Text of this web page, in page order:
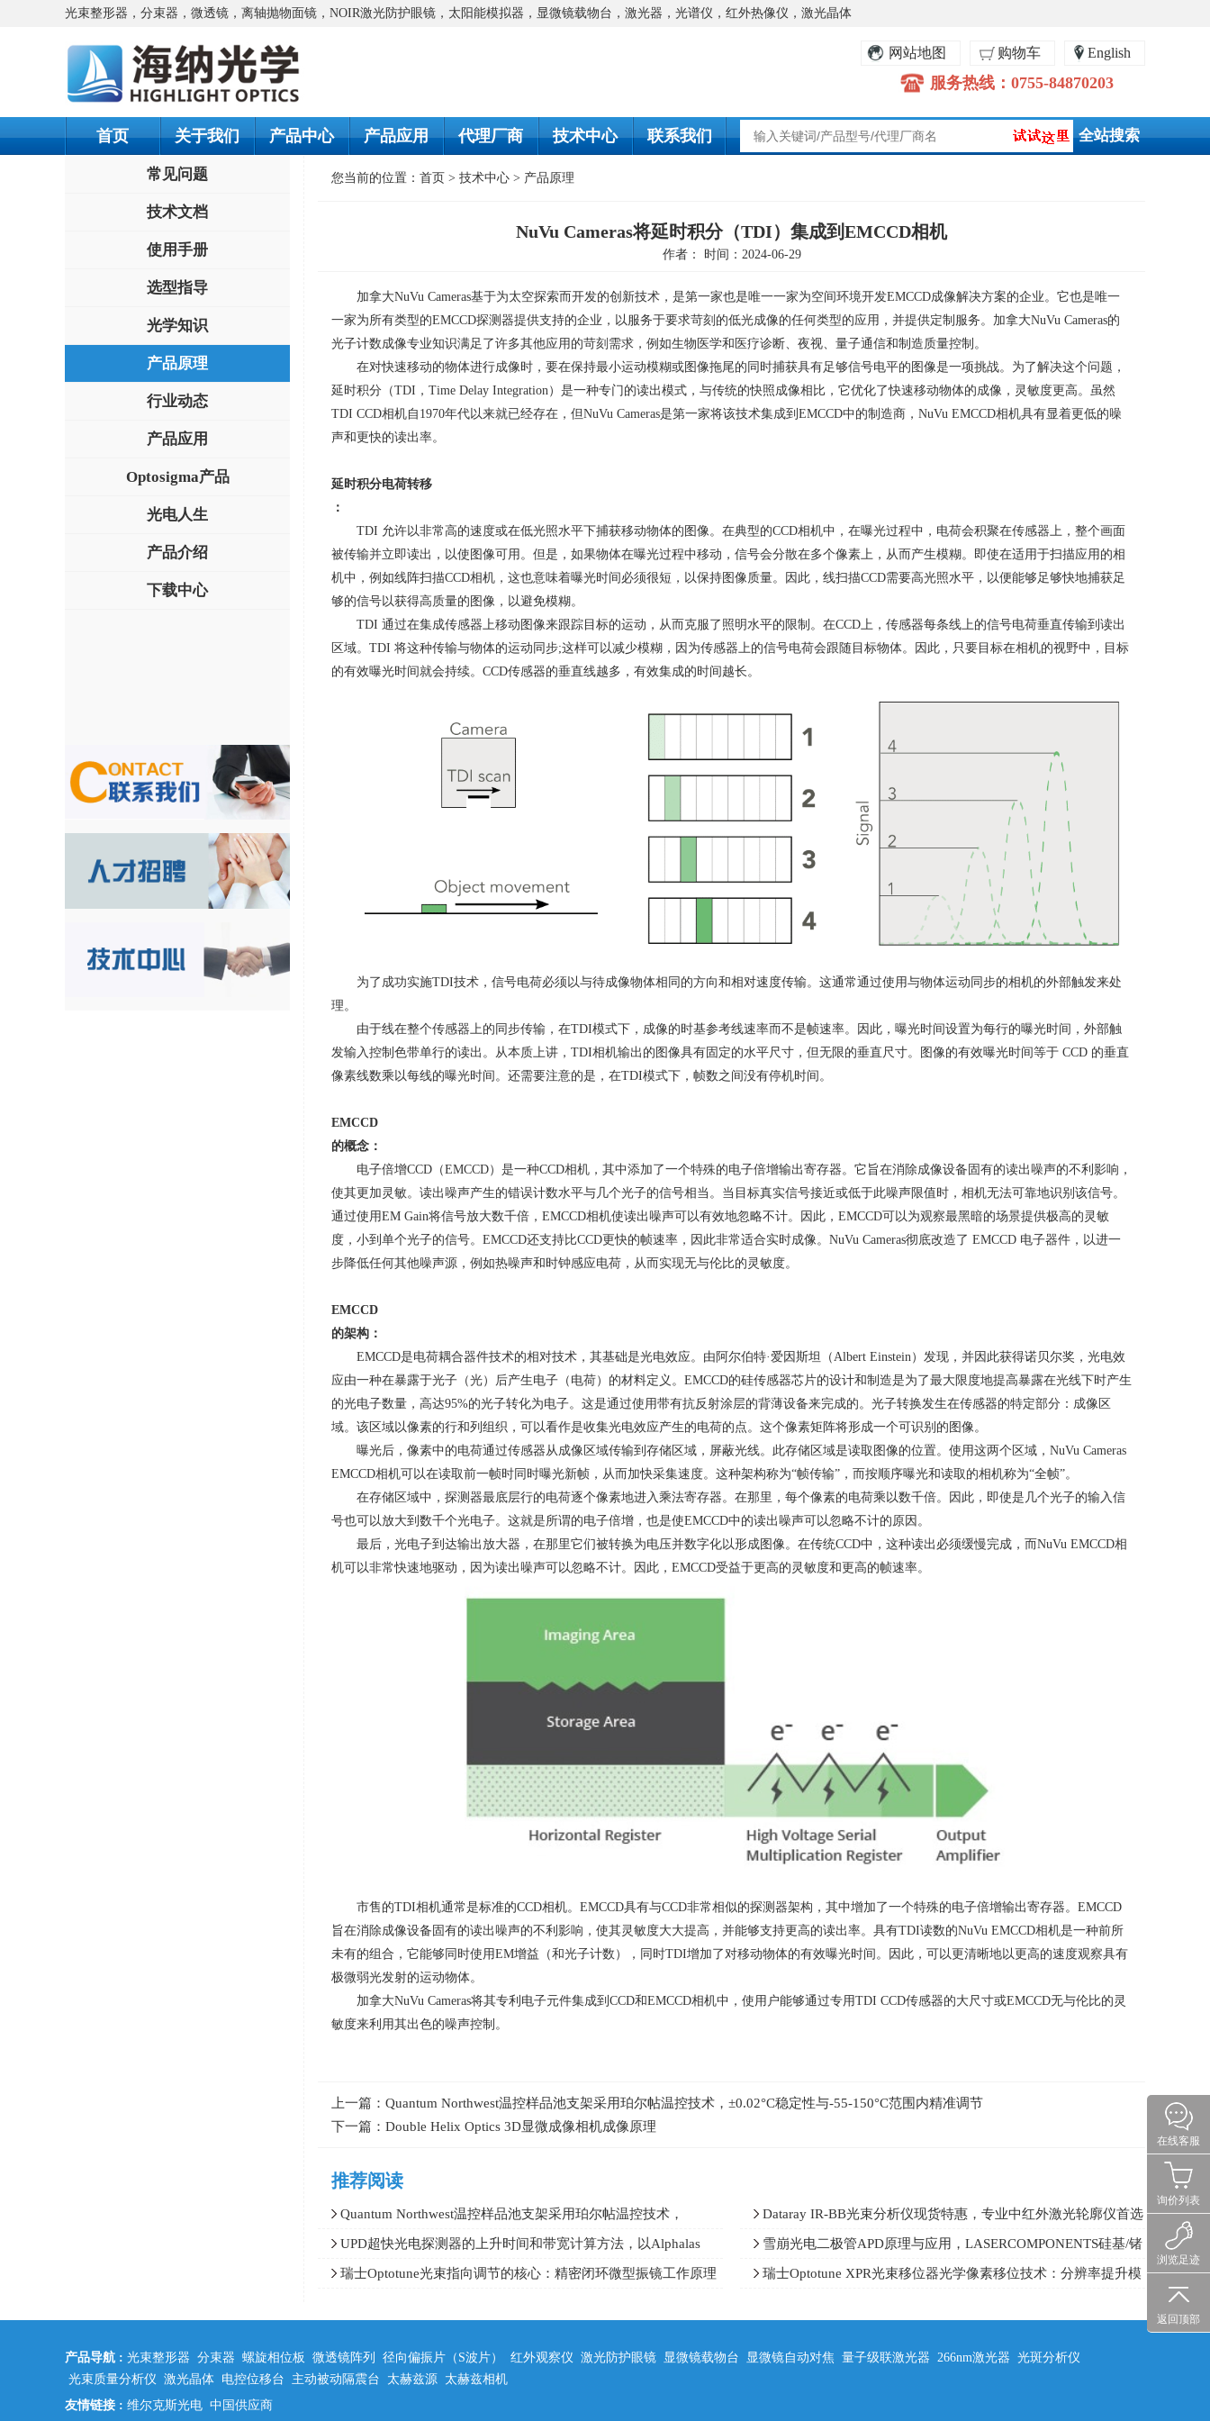
光束整形器，分束器，微透镜，离轴抛物面镜，NOIR激光防护眼镜，太阳能模拟器，显微镜载物台，激光器，光谱仪，红外热像仪，激光晶体
English
购物车
网站地图
服务热线：0755-84870203
首页 关于我们 产品中心 产品应用 代理厂商 技术中心 联系我们
常见问题
技术文档
使用手册
选型指导
光学知识
产品原理
行业动态
产品应用
Optosigma产品
光电人生
产品介绍
下载中心
您当前的位置： 首页 > 技术中心 > 产品原理
NuVu Cameras将延时积分（TDI）集成到EMCCD相机
作者： 时间：2024-06-29
加拿大NuVu Cameras基于为太空探索而开发的创新技术，是第一家也是唯一一家为空间环境开发EMCCD成像解决方案的企业。它也是唯一
一家为所有类型的EMCCD探测器提供支持的企业，以服务于要求苛刻的低光成像的任何类型的应用，并提供定制服务。加拿大NuVu Cameras的
光子计数成像专业知识满足了许多其他应用的苛刻需求，例如生物医学和医疗诊断、夜视、量子通信和制造质量控制。
在对快速移动的物体进行成像时，要在保持最小运动模糊或图像拖尾的同时捕获具有足够信号电平的图像是一项挑战。为了解决这个问题，
延时积分（TDI ， Time Delay Integration）是一种专门的读出模式，与传统的快照成像相比，它优化了快速移动物体的成像，灵敏度更高。虽然
TDI CCD相机自 1970年代以来就已经存在，但NuVu Cameras是第一家将该技术集成到 EMCCD中的制造商， NuVu EMCCD相机具有显着更低的噪
声和更快的读出率。
延时积分电荷转移
：
TDI 允许以非常高的速度或在低光照水平下捕获移动物体的图像。在典型的CCD相机中，在曝光过程中，电荷会积聚在传感器上，整个画面
被传输并立即读出，以使图像可用。但是，如果物体在曝光过程中移动，信号会分散在多个像素上，从而产生模糊。即使在适用于扫描应用的相
机中，例如线阵扫描CCD相机，这也意味着曝光时间必须很短，以保持图像质量。因此，线扫描CCD需要高光照水平，以便能够足够快地捕获足
够的信号以获得高质量的图像，以避免模糊。
TDI 通过在集成传感器上移动图像来跟踪目标的运动，从而克服了照明水平的限制。在CCD上，传感器每条线上的信号电荷垂直传输到读出
区域。 TDI 将这种传输与物体的运动同步;这样可以减少模糊，因为传感器上的信号电荷会跟随目标物体。因此，只要目标在相机的视野中，目标
的有效曝光时间就会持续。 CCD传感器的垂直线越多，有效集成的时间越长。
为了成功实施TDI技术，信号电荷必须以与待成像物体相同的方向和相对速度传输。这通常通过使用与物体运动同步的相机的外部触发来处
理。
由于线在整个传感器上的同步传输，在TDI模式下，成像的时基参考线速率而不是帧速率。因此，曝光时间设置为每行的曝光时间，外部触
发输入控制色带单行的读出。从本质上讲， TDI相机输出的图像具有固定的水平尺寸，但无限的垂直尺寸。图像的有效曝光时间等于 CCD 的垂直
像素线数乘以每线的曝光时间。还需要注意的是，在TDI模式下，帧数之间没有停机时间。
EMCCD
的概念：
电子倍增CCD （EMCCD）是一种CCD相机，其中添加了一个特殊的电子倍增输出寄存器。它旨在消除成像设备固有的读出噪声的不利影响，
使其更加灵敏。读出噪声产生的错误计数水平与几个光子的信号相当。当目标真实信号接近或低于此噪声限值时，相机无法可靠地识别该信号。
通过使用EM Gain将信号放大数千倍， EMCCD相机使读出噪声可以有效地忽略不计。因此， EMCCD可以为观察最黑暗的场景提供极高的灵敏
度，小到单个光子的信号。 EMCCD还支持比CCD更快的帧速率，因此非常适合实时成像。NuVu Cameras彻底改造了 EMCCD 电子器件，以进一
步降低任何其他噪声源，例如热噪声和时钟感应电荷，从而实现无与伦比的灵敏度。
EMCCD
的架构：
EMCCD是电荷耦合器件技术的相对技术，其基础是光电效应。由阿尔伯特·爱因斯坦（Albert Einstein）发现，并因此获得诺贝尔奖，光电效
应由一种在暴露于光子（光）后产生电子（电荷）的材料定义。 EMCCD的硅传感器芯片的设计和制造是为了最大限度地提高暴露在光线下时产生
的光电子数量，高达95%的光子转化为电子。这是通过使用带有抗反射涂层的背薄设备来完成的。光子转换发生在传感器的特定部分：成像区
域。该区域以像素的行和列组织，可以看作是收集光电效应产生的电荷的点。这个像素矩阵将形成一个可识别的图像。
曝光后，像素中的电荷通过传感器从成像区域传输到存储区域，屏蔽光线。此存储区域是读取图像的位置。使用这两个区域，NuVu Cameras
EMCCD相机可以在读取前一帧时同时曝光新帧，从而加快采集速度。这种架构称为“帧传输” ，而按顺序曝光和读取的相机称为“全帧”。
在存储区域中，探测器最底层行的电荷逐个像素地进入乘法寄存器。在那里，每个像素的电荷乘以数千倍。因此，即使是几个光子的输入信
号也可以放大到数千个光电子。这就是所谓的电子倍增，也是使EMCCD中的读出噪声可以忽略不计的原因。
最后，光电子到达输出放大器，在那里它们被转换为电压并数字化以形成图像。在传统CCD中，这种读出必须缓慢完成，而NuVu EMCCD相
机可以非常快速地驱动，因为读出噪声可以忽略不计。因此， EMCCD受益于更高的灵敏度和更高的帧速率。
市售的TDI相机通常是标准的CCD相机。 EMCCD具有与CCD非常相似的探测器架构，其中增加了一个特殊的电子倍增输出寄存器。 EMCCD
旨在消除成像设备固有的读出噪声的不利影响，使其灵敏度大大提高，并能够支持更高的读出率。具有TDI读数的NuVu EMCCD相机是一种前所
未有的组合，它能够同时使用EM增益（和光子计数），同时TDI增加了对移动物体的有效曝光时间。因此，可以更清晰地以更高的速度观察具有
极微弱光发射的运动物体。
加拿大NuVu Cameras将其专利电子元件集成到 CCD和EMCCD相机中，使用户能够通过专用TDI CCD传感器的大尺寸或EMCCD无与伦比的灵
敏度来利用其出色的噪声控制。
上一篇： Quantum Northwest温控样品池支架采用珀尔帖温控技术，±0.02°C稳定性与-55-150°C范围内精准调节
下一篇： Double Helix Optics 3D显微成像相机成像原理
推荐阅读
Quantum Northwest温控样品池支架采用珀尔帖温控技术，
±0.02°C稳定性与-55-150°C范围内精准调节
Dataray IR-BB光束分析仪现货特惠，专业中红外激光轮廓仪首选
UPD超快光电探测器的上升时间和带宽计算方法，以Alphalas
UPD-5N-IR2-P示波器测量值为例
雪崩光电二极管APD原理与应用，LASERCOMPONENTS硅基/锗
基/InGaAs雪崩光电二极管
瑞士Optotune光束指向调节的核心：精密闭环微型振镜工作原理
瑞士Optotune XPR光束移位器光学像素移位技术：分辨率提升模
产品导航 : 光束整形器 分束器 螺旋相位板 微透镜阵列 径向偏振片（S波片） 红外观察仪 激光防护眼镜 显微镜载物台 显微镜自动对焦 量子级联激光器 266nm激光器 光斑分析仪
光束质量分析仪 激光晶体 电控位移台 主动被动隔震台 太赫兹源 太赫兹相机
友情链接 : 维尔克斯光电 中国供应商
在线客服
询价列表
浏览足迹
返回顶部